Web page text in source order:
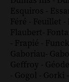
Esquiros -
Féré - Feuillet -
Flaubert-
- Frapié -
Gaboriau-
Geffroy -
- Gogol - Gorki -